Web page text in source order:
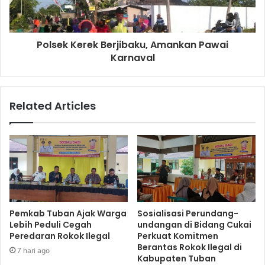
Polsek Kerek Berjibaku, Amankan Pawai
Karnaval
Related Articles
Pemkab Tuban Ajak Warga
Lebih Peduli Cegah
Peredaran Rokok Ilegal
7 hari ago
Sosialisasi Perundang-
undangan di Bidang Cukai
Perkuat Komitmen
Berantas Rokok Ilegal di
Kabupaten Tuban